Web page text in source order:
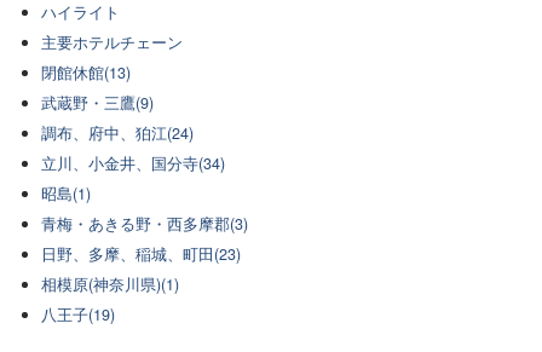
ハイライト
主要ホテルチェーン
閉館休館(13)
武蔵野・三鷹(9)
調布、府中、狛江(24)
立川、小金井、国分寺(34)
昭島(1)
青梅・あきる野・西多摩郡(3)
日野、多摩、稲城、町田(23)
相模原(神奈川県)(1)
八王子(19)